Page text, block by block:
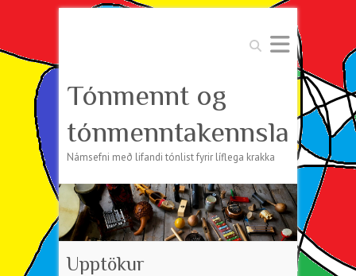
Search
Tónmennt og
tónmenntakennsla
Námsefni með lifandi tónlist fyrir líflega krakka
Upptökur